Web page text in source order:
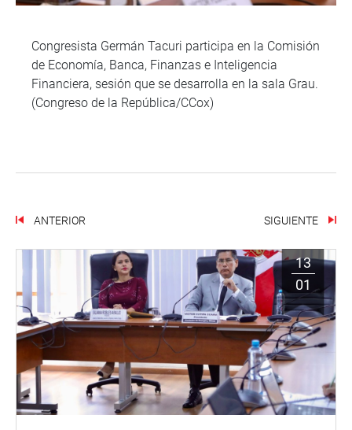
Congresista Germán Tacuri participa en la Comisión
de Economía, Banca, Finanzas e Inteligencia
Financiera, sesión que se desarrolla en la sala Grau.
(Congreso de la República/CCox)
ANTERIOR SIGUIENTE
13
01